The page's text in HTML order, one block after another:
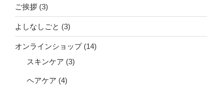
ご挨拶 (3)
よしなしごと (3)
オンラインショップ(14)
スキンケア (3)
ヘアケア (4)